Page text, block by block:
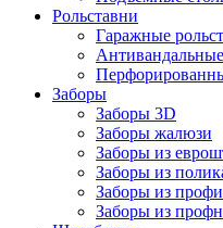
Рольставни
Гаражные
Заборы
Заборы 3D
Заборы жалюзи
Заборы из
Заборы из
Заборы из
Заборы из